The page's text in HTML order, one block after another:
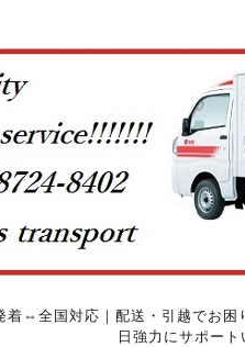
⇔全国対応｜配送・引越でお
日強力にサポート